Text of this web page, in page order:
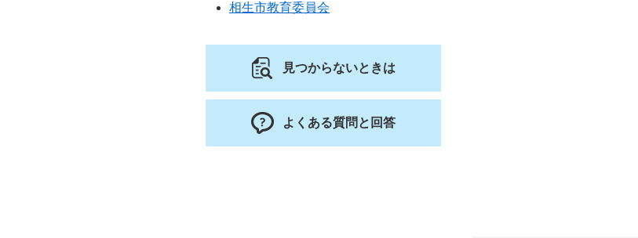
相生市教育委員会
見つからないときは
よくある質問と回答